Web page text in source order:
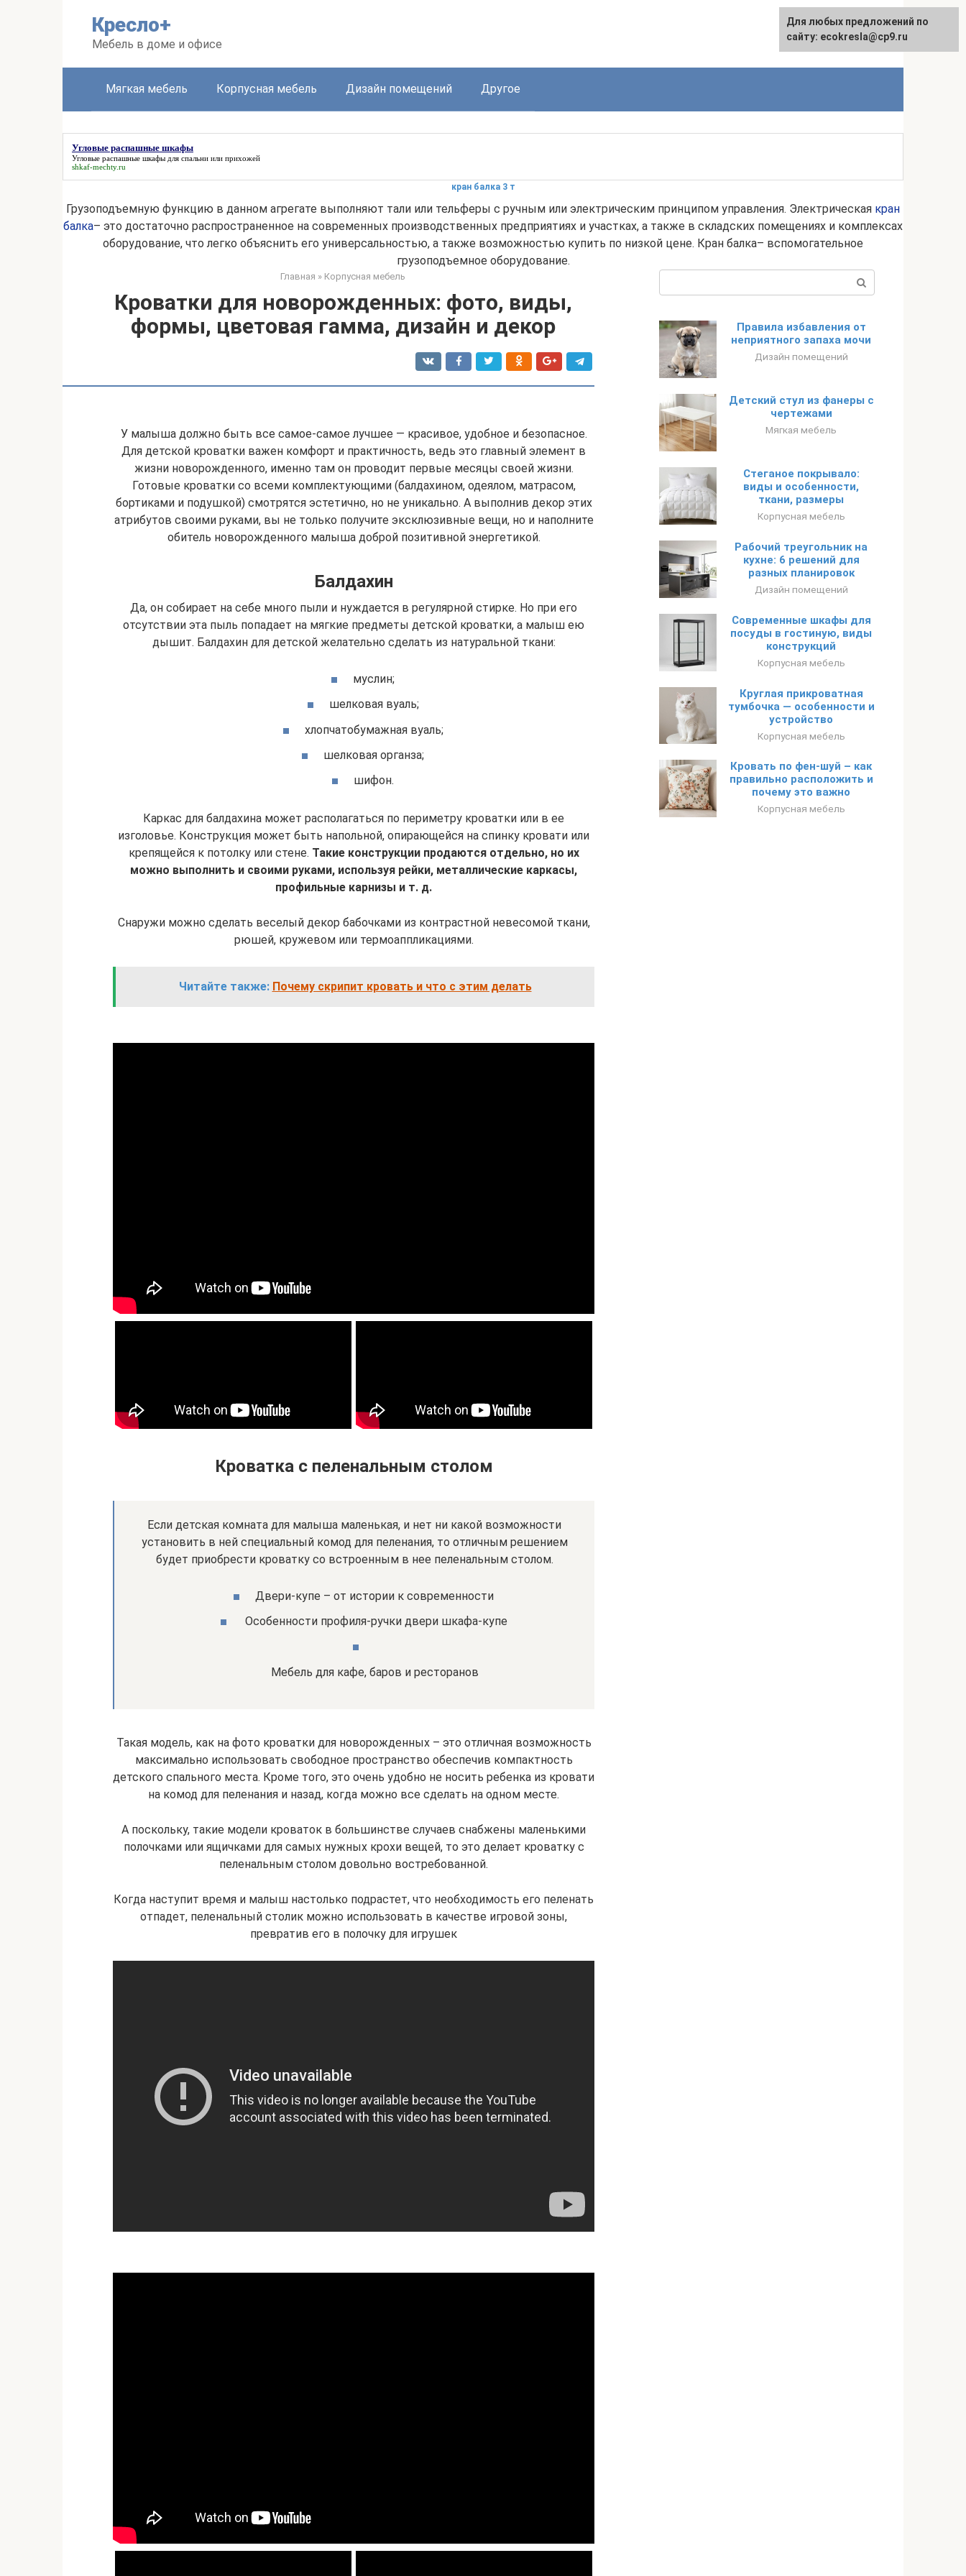
Кресло+
Мебель в доме и офисе
Мягкая мебель Корпусная мебель Дизайн помещений Другое
Угловые распашные шкафы
Угловые распашные шкафы для спальни или прихожей
shkaf-mechty.ru
кран балка 3 т
Грузоподъемную функцию в данном агрегате выполняют тали или тельферы с ручным или электрическим принципом управления. Электрическая кран
балка– это достаточно распространенное на современных производственных предприятиях и участках, а также в складских помещениях и комплексах
оборудование, что легко объяснить его универсальностью, а также возможностью купить по низкой цене. Кран балка– вспомогательное
грузоподъемное оборудование.
Главная » Корпусная мебель
Кроватки для новорожденных: фото, виды,
формы, цветовая гамма, дизайн и декор
У малыша должно быть все самое-самое лучшее — красивое, удобное и безопасное.
Для детской кроватки важен комфорт и практичность, ведь это главный элемент в
жизни новорожденного, именно там он проводит первые месяцы своей жизни.
Готовые кроватки со всеми комплектующими (балдахином, одеялом, матрасом,
бортиками и подушкой) смотрятся эстетично, но не уникально. А выполнив декор этих
атрибутов своими руками, вы не только получите эксклюзивные вещи, но и наполните
обитель новорожденного малыша доброй позитивной энергетикой.
Балдахин
Да, он собирает на себе много пыли и нуждается в регулярной стирке. Но при его
отсутствии эта пыль попадает на мягкие предметы детской кроватки, а малыш ею
дышит. Балдахин для детской желательно сделать из натуральной ткани:
муслин;
шелковая вуаль;
хлопчатобумажная вуаль;
шелковая органза;
шифон.
Каркас для балдахина может располагаться по периметру кроватки или в ее
изголовье. Конструкция может быть напольной, опирающейся на спинку кровати или
крепящейся к потолку или стене. Такие конструкции продаются отдельно, но их
можно выполнить и своими руками, используя рейки, металлические каркасы,
профильные карнизы и т. д.
Снаружи можно сделать веселый декор бабочками из контрастной невесомой ткани,
рюшей, кружевом или термоаппликациями.
Читайте также: Почему скрипит кровать и что с этим делать
Кроватка с пеленальным столом
Если детская комната для малыша маленькая, и нет ни какой возможности
установить в ней специальный комод для пеленания, то отличным решением
будет приобрести кроватку со встроенным в нее пеленальным столом.
Двери-купе – от истории к современности
Особенности профиля-ручки двери шкафа-купе
Мебель для кафе, баров и ресторанов
Такая модель, как на фото кроватки для новорожденных – это отличная возможность
максимально использовать свободное пространство обеспечив компактность
детского спального места. Кроме того, это очень удобно не носить ребенка из кровати
на комод для пеленания и назад, когда можно все сделать на одном месте.
А поскольку, такие модели кроваток в большинстве случаев снабжены маленькими
полочками или ящичками для самых нужных крохи вещей, то это делает кроватку с
пеленальным столом довольно востребованной.
Когда наступит время и малыш настолько подрастет, что необходимость его пеленать
отпадет, пеленальный столик можно использовать в качестве игровой зоны,
превратив его в полочку для игрушек
Правила избавления от
неприятного запаха мочи
Дизайн помещений
Детский стул из фанеры с
чертежами
Мягкая мебель
Стеганое покрывало:
виды и особенности,
ткани, размеры
Корпусная мебель
Рабочий треугольник на
кухне: 6 решений для
разных планировок
Дизайн помещений
Современные шкафы для
посуды в гостиную, виды
конструкций
Корпусная мебель
Круглая прикроватная
тумбочка — особенности и
устройство
Корпусная мебель
Кровать по фен-шуй – как
правильно расположить и
почему это важно
Корпусная мебель
Для любых предложений по
сайту: ecokresla@cp9.ru